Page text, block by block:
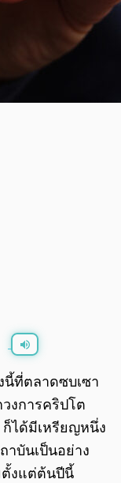
นี้ที่ตลาดซบเซา
งการคริปโต
ก็ได้มีเหรียญหนึ่ง
าบันเป็นอย่าง
ตั้งแต่ต้นปีนี้